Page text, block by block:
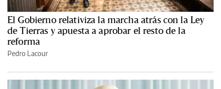
El Gobierno relativiza la marcha atrás con la Ley
de Tierras y apuesta a aprobar el resto de la
reforma
Pedro Lacour